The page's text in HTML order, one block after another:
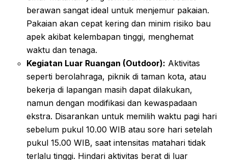
berawan sangat ideal untuk menjemur pakaian.
Pakaian akan cepat kering dan minim risiko bau
apek akibat kelembapan tinggi, menghemat
waktu dan tenaga.
Kegiatan Luar Ruangan (Outdoor): Aktivitas
seperti berolahraga, piknik di taman kota, atau
bekerja di lapangan masih dapat dilakukan,
namun dengan modifikasi dan kewaspadaan
ekstra. Disarankan untuk memilih waktu pagi hari
sebelum pukul 10.00 WIB atau sore hari setelah
pukul 15.00 WIB, saat intensitas matahari tidak
terlalu tinggi. Hindari aktivitas berat di luar